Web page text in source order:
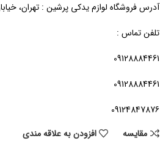
آدرس فروشگاه لوازم یدکی پرشین : تهران، خیابان
تلفن تماس :
09128884461
09128884461
09124847876
مقايسه
افزودن به علاقه مندی